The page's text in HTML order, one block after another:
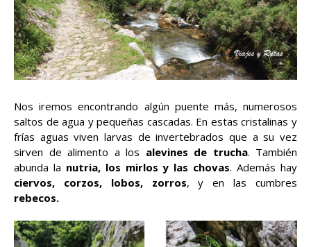
Nos iremos encontrando algún puente más, numerosos
saltos de agua y pequeñas cascadas. En estas cristalinas y
frías aguas viven larvas de invertebrados que a su vez
sirven de alimento a los alevines de trucha. También
abunda la nutria, los mirlos y las chovas. Además hay
ciervos, corzos, lobos, zorros, y en las cumbres
rebecos.